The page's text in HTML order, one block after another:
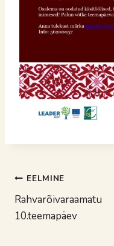
Navigeerimine
EELMINE
Rahvarõivaraamatu
10.teemapäev